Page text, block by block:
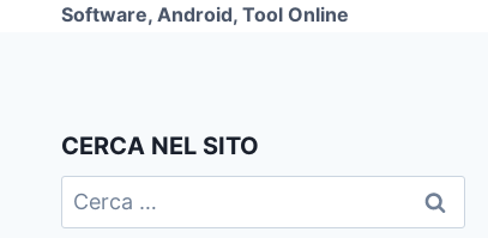
Software, Android, Tool Online
CERCA NEL SITO
Ricerca
per: